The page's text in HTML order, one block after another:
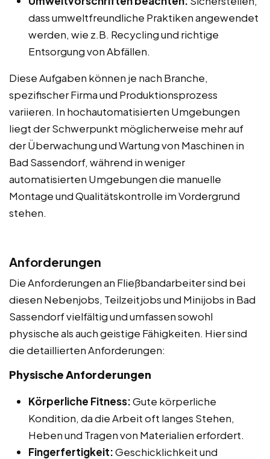
dass umweltfreundliche Praktiken angewendet
werden, wie z.B. Recycling und richtige
Entsorgung von Abfällen.
Diese Aufgaben können je nach Branche,
spezifischer Firma und Produktionsprozess
variieren. In hochautomatisierten Umgebungen
liegt der Schwerpunkt möglicherweise mehr auf
der Überwachung und Wartung von Maschinen in
Bad Sassendorf, während in weniger
automatisierten Umgebungen die manuelle
Montage und Qualitätskontrolle im Vordergrund
stehen.
Anforderungen
Die Anforderungen an Fließbandarbeiter sind bei
diesen Nebenjobs, Teilzeitjobs und Minijobs in Bad
Sassendorf vielfältig und umfassen sowohl
physische als auch geistige Fähigkeiten. Hier sind
die detaillierten Anforderungen:
Physische Anforderungen
Körperliche Fitness:Gute körperliche
Kondition, da die Arbeit oft langes Stehen,
Heben und Tragen von Materialien erfordert.
Fingerfertigkeit:Geschicklichkeit und